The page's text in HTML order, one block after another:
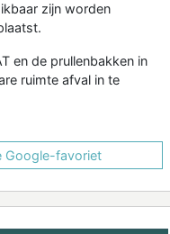
zijn worden
en de prullenbakken in
ruimte afval in te
Google-favoriet